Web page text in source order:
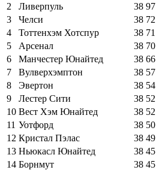
2
Ливерпуль 38 97
3
Челси 38 72
4
Тоттенхэм Хотспур 38 71
5
Арсенал 38 70
6
Манчестер Юнайтед 38 66
7
Вулверхэмптон 38 57
8
Эвертон 38 54
9
Лестер Сити 38 52
10 Вест Хэм Юнайтед 38 52
11 Уотфорд 38 50
12 Кристал Пэлас 38 49
13 Ньюкасл Юнайтед 38 45
14 Борнмут 38 45